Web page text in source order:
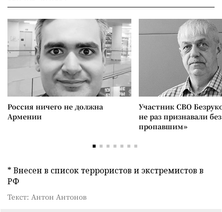
Россия ничего не должна
Армении
Участник СВО
не раз признавали
пропавшим»
* Внесен в список террористов и экстремистов в
РФ
Текст: Антон Антонов